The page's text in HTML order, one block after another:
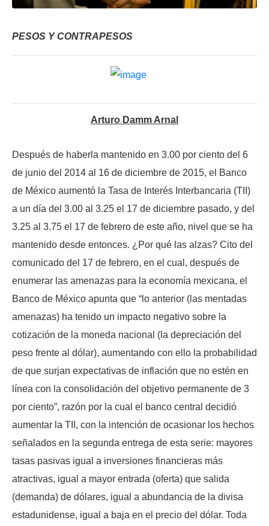
PESOS Y CONTRAPESOS
Arturo Damm Arnal
Después de haberla mantenido en 3.00 por ciento del 6
de junio del 2014 al 16 de diciembre de 2015, el Banco
de México aumentó la Tasa de Interés Interbancaria (TII)
a un día del 3.00 al 3.25 el 17 de diciembre pasado, y del
3.25 al 3.75 el 17 de febrero de este año, nivel que se ha
mantenido desde entonces. ¿Por qué las alzas? Cito del
comunicado del 17 de febrero, en el cual, después de
enumerar las amenazas para la economía mexicana, el
Banco de México apunta que “lo anterior (las mentadas
amenazas) ha tenido un impacto negativo sobre la
cotización de la moneda nacional (la depreciación del
peso frente al dólar), aumentando con ello la probabilidad
de que surjan expectativas de inflación que no estén en
línea con la consolidación del objetivo permanente de 3
por ciento”, razón por la cual el banco central decidió
aumentar la TII, con la intención de ocasionar los hechos
señalados en la segunda entrega de esta serie: mayores
tasas pasivas igual a inversiones financieras más
atractivas, igual a mayor entrada (oferta) que salida
(demanda) de dólares, igual a abundancia de la divisa
estadunidense, igual a baja en el precio del dólar. Toda